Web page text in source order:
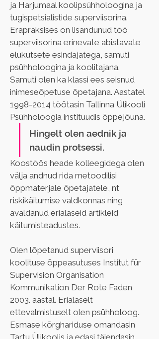
ja Harjumaal koolipsühholoogina ja
tugispetsialistide superviisorina.
Erapraksises on lisandunud töö
superviisorina erinevate abistavate
elukutsete esindajatega, samuti
psühholoogina ja koolitajana.
Samuti olen ka klassi ees seisnud
inimeseõpetuse õpetajana. Aastatel
1998-2014 töötasin Tallinna Ülikooli
Psühholoogia instituudis õppejõuna.
Hingelt olen aednik ja
naudin protsessi.
Koostöös heade kolleegidega olen
välja andnud rida metoodilisi
õppmaterjale õpetajatele, nt
riskikäitumise valdkonnas ning
avaldanud erialaseid artikleid
käitumisteadustes.
Olen lõpetanud superviisori
koolituse õppeasutuses Institut für
Supervision Organisation
Kommunikation Der Rote Faden
2003. aastal. Erialaselt
ettevalmistuselt olen psühholoog.
Esmase kõrghariduse omandasin
Tartu Ülikoolis ja edasi täiendasin